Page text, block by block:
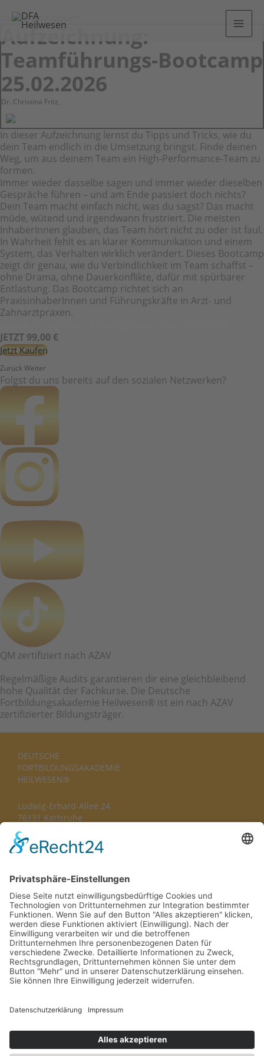
Lorem und Ipsum
Aufzeichnung:
Teamführungs-Bootcamp
25.02.2026
Dr. Christina Fritz,
In dieser Aufzeichnung lernst du Tipps und Tricks, wie du
dein Team endlich in die Umsetzung bringst. Finde deinen
Weg, um aus deinem Team ein High-Performance-Team zu
formen.
Immer wieder dasselbe sagen und immer wieder dieselben
Gespräche führen – und am Ende passiert doch nichts?
Dein Team macht einfach nicht, was du sagst? Das macht
müde, wütend und irgendwann frustriert. Die meisten
InhaberInnen glauben, das Team hört nicht zu oder ist faul.
In Wahrheit fehlt es an klarer Kommunikation und einem
System, das Verhalten wirklich verändert. Dieses Bootcamp
zeigt dir genau, wie du Verbindlichkeit im Team schaffst –
ohne Drama, ohne Dauerkonflikte, dafür mit spürbarer
Entlastung. Das Bootcamp richtet sich an
PraxisinhaberInnen und Führungskräfte in Arzt- und
Zahnarztpraxen.
JETZT 99,00 €
Jetzt Kaufen
ZurückWeiter
Folgst du uns bereits auf den sozialen Netzwerken?
QM zertifiziert nach AZAV
Regelmäßige Audits garantieren dir eine gleichbleibend
hohe Qualität der Fachkurse. Die Deutsche
Fortbildungsakademie Heilwesen® ist ein nach AZAV
zertifizierter Bildungsträger.
DEUTSCHE
FORTBILDUNGS­AKADEMIE
HEILWESEN®
Ludwig-Erhard-Allee 24
76131 Karlsruhe
TEL
FAX0721-627 100 20
MAILinfo@dfa-heilwesen.de
Mo - Do: 8.00h – 17.00h Fr: 8.00h – 14.00h
Impressum
Datenschutz
Erklärung zur Barrierefreiheit
AGB
Widerrufsrecht
Cookie-Einstellungen